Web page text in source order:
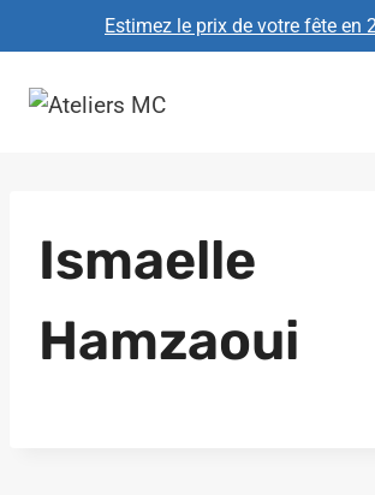
au
contenu
Estimez le prix de votre fête en
Ismaelle
Hamzaoui